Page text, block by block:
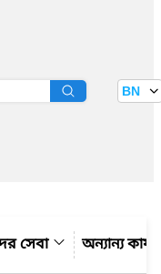
BN
সেবা অন্যান্য